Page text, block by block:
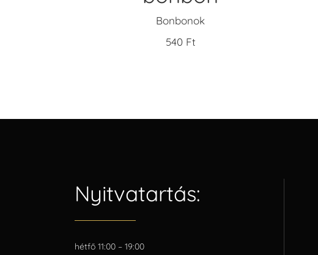
Bonbonok
540 Ft
Nyitvatartás:
hétfő 11:00 – 19:00